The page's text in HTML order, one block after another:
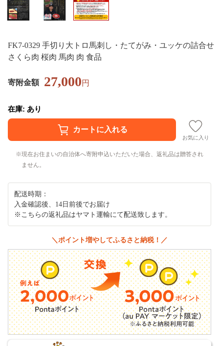
FK7-0329 手切り大トロ馬刺し・たてがみ・ユッケの詰合せ
さくら肉 桜肉 馬肉 肉 食品
寄附金額 27,000円
在庫: あり
お気に入り
現在お住まいの自治体へ寄附申込いただいた場合、返礼品は贈答され
ません。
配送時期：
入金確認後、14日前後でお届け
※こちらの返礼品はヤマト運輸にて配送致します。
＼ポイント増やしてふるさと納税！／